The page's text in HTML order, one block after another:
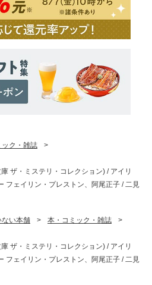
ック・雑誌
>
ザ・ミステリ・コレクション) / アイリ
フェイリン・プレストン、阿尾正子 / 二見
ない本舗 > 本・コミック・雑誌
>
ザ・ミステリ・コレクション) / アイリ
フェイリン・プレストン、阿尾正子 / 二見